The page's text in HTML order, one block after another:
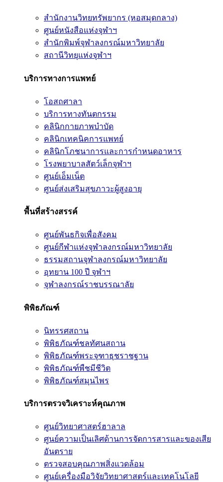
สำนักงานวิทยทรัพยากร (หอสมุดกลาง)
ศูนย์หนังสือแห่งจุฬาฯ
สำนักพิมพ์จุฬาลงกรณ์มหาวิทยาลัย
สถานีวิทยุแห่งจุฬาฯ
บริการทางการแพทย์
โอสถศาลา
บริการทางทันตกรรม
คลินิกกายภาพบำบัด
คลินิกเทคนิคการแพทย์
คลินิกโภชนาการและการกำหนดอาหาร
โรงพยาบาลสัตว์เล็กจุฬาฯ
ศูนย์เอ็มเน็ต
ศูนย์ส่งเสริมสุขภาวะผู้สูงอายุ
พื้นที่สร้างสรรค์
ศูนย์พันธกิจเพื่อสังคม
ศูนย์กีฬาแห่งจุฬาลงกรณ์มหาวิทยาลัย
ธรรมสถานจุฬาลงกรณ์มหาวิทยาลัย
อุทยาน 100 ปี จุฬาฯ
จุฬาลงกรณ์ราชบรรณาลัย
พิพิธภัณฑ์
นิทรรศสถาน
พิพิธภัณฑ์ชลทัศนสถาน
พิพิธภัณฑ์พระจุฑาธุชราชฐาน
พิพิธภัณฑ์พืชมีชีวิต
พิพิธภัณฑ์สมุนไพร
บริการตรวจวิเคราะห์คุณภาพ
ศูนย์วิทยาศาสตร์ฮาลาล
ศูนย์ความเป็นเลิศด้านการจัดการสารและของเสีย
อันตราย
ตรวจสอบคุณภาพสิ่งแวดล้อม
ศูนย์เครื่องมือวิจัยวิทยาศาสตร์และเทคโนโลยี